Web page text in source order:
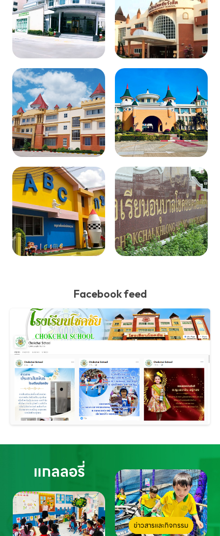
Facebook feed
แกลลอรี่
ข่าวสารและกิจกรรม